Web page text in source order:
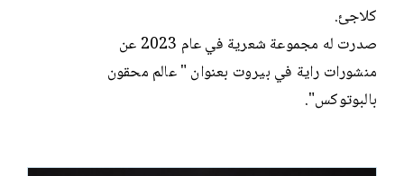
كلاجئ.
صدرت له مجموعة شعرية في عام 2023 عن
منشورات راية في بيروت بعنوان " عالم محقون
بالبوتوكس".